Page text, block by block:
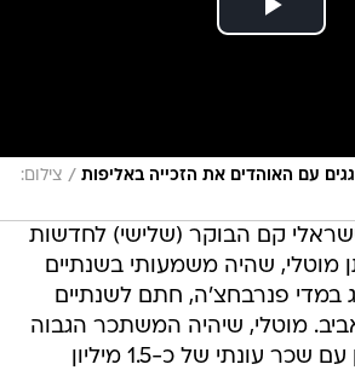
עם האוהדים את הזכייה באליפות / צילום:
קם הבוקר (שלישי) לחדשות
מוטלי, שהיה משמעותי בשנתיים
במדי פנרבחצ'ה, חתם לשנתיים
מוטלי, שיהיה המשתכר הגבוה
בתולדות המועדון עם שכר עונתי של כ-1.5 מיליון